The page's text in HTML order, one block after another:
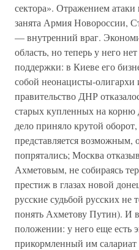
сектора». Отражением
занята Армия Новороссии,
— внутренний враг.
область, но теперь у него
поддержки: в Киеве его
собой неонацисты-
правительство ДНР
старых купленных на корню
дело приняло крутой
представляется возможным,
попрятались; Москва
Ахметовым, не собираясь
престиж в глазах новой
русские судьбой русских не
понять Ахметову Путин). И
положении: у него еще есть
прикормленный им